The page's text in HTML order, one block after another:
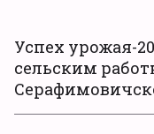
Успех урожая-
сельским